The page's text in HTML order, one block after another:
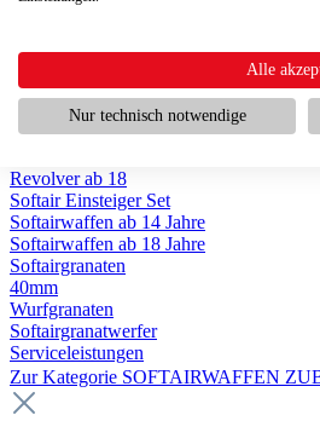
Scharfschützengewehr ab 18
Softair Pistolen
Softair Pistolen elektrisch ab 14
Softair Pistolen Federdruck ab 14
Softair Pistolen HPA Luftdruck ab 18
Revolver ab 18
Softair Einsteiger Set
Softairwaffen ab 14 Jahre
Softairwaffen ab 18 Jahre
Softairgranaten
40mm
Wurfgranaten
Softairgranatwerfer
Serviceleistungen
Zur Kategorie SOFTAIRWAFFEN
Alle
Nur technisch notwendige